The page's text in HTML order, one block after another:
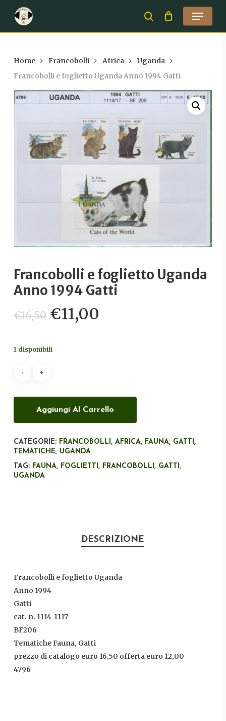
main
search
Menu
Home Francobolli Africa
Uganda
Francobolli e foglietto Uganda Anno 1994 Gatti
Francobolli e foglietto Uganda
Anno 1994 Gatti
€16,50 Il
prezzo
originale
€11,00
1 disponibili
Aggiungi Al Carrello
CATEGORIE: FRANCOBOLLI, AFRICA, FAUNA, GATTI,
TEMATICHE, UGANDA
TAG: FAUNA, FOGLIETTI, FRANCOBOLLI, GATTI,
UGANDA
DESCRIZIONE
Francobolli e foglietto Uganda
Anno 1994
Gatti
cat. n. 1114-1117
BF206
Tematiche Fauna, Gatti
prezzo di catalogo euro 16,50 offerta euro 12,00
4796
Close